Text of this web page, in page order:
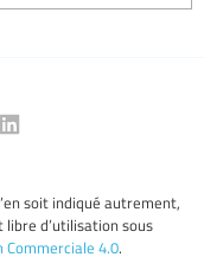
soit indiqué autrement,
d’utilisation sous
Commerciale 4.0.